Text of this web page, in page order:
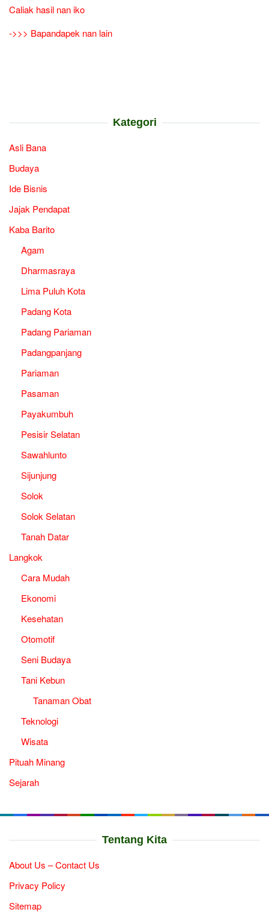
Caliak hasil nan iko
->>> Bapandapek nan lain
Kategori
Asli Bana
Budaya
Ide Bisnis
Jajak Pendapat
Kaba Barito
Agam
Dharmasraya
Lima Puluh Kota
Padang Kota
Padang Pariaman
Padangpanjang
Pariaman
Pasaman
Payakumbuh
Pesisir Selatan
Sawahlunto
Sijunjung
Solok
Solok Selatan
Tanah Datar
Langkok
Cara Mudah
Ekonomi
Kesehatan
Otomotif
Seni Budaya
Tani Kebun
Tanaman Obat
Teknologi
Wisata
Pituah Minang
Sejarah
Tentang Kita
About Us – Contact Us
Privacy Policy
Sitemap